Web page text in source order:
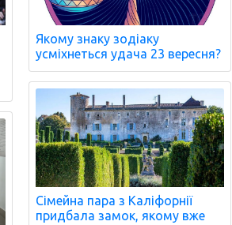
Якому знаку зодіаку
усміхнеться удача 23 вересня?
Сімейна пара з Каліфорнії
придбала замок, якому вже